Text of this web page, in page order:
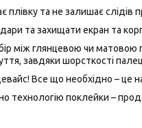
плівку та не залишає слідів
та захищати екран та
між глянцевою чи матовою
завдяки шорсткості
Все що необхідно – це
технологію поклейки –